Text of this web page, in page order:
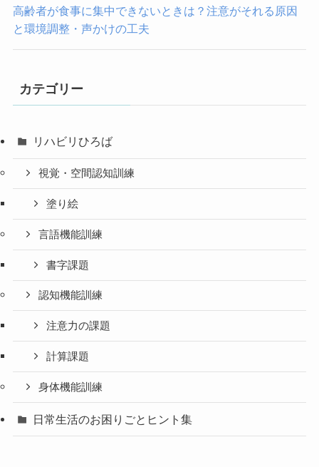
高齢者が食事に集中できないときは？注意がそれる原因
と環境調整・声かけの工夫
カテゴリー
リハビリひろば
視覚・空間認知訓練
塗り絵
言語機能訓練
書字課題
認知機能訓練
注意力の課題
計算課題
身体機能訓練
日常生活のお困りごとヒント集